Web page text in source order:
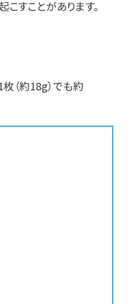
すことがあります。
（約18g）でも約